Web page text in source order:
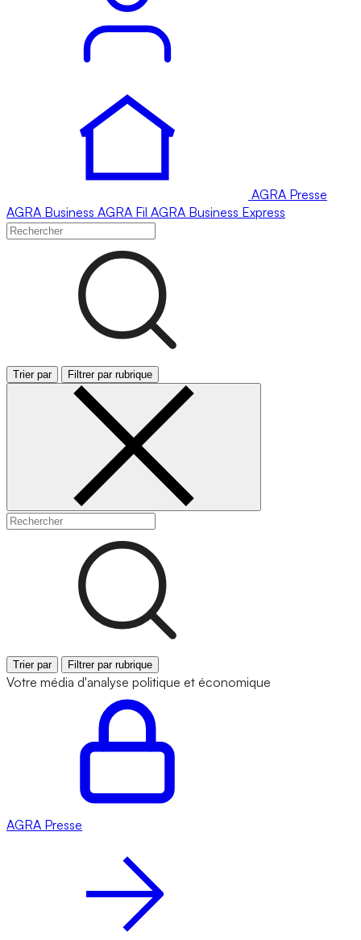
AGRA Presse
AGRA Business AGRA Fil AGRA Business Express
Trier par Filtrer par rubrique
Trier par Filtrer par rubrique
Votre média d'analyse politique et économique
AGRA Presse